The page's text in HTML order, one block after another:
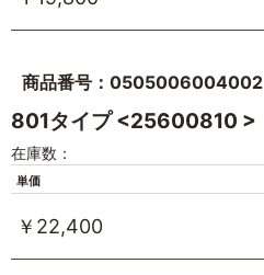
商品番号：0505006004002
801タイプ <25600810 >
在庫数：
単価
￥22,400